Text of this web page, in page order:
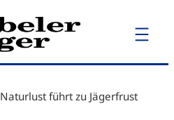
Naturlust führt zu Jägerfrust